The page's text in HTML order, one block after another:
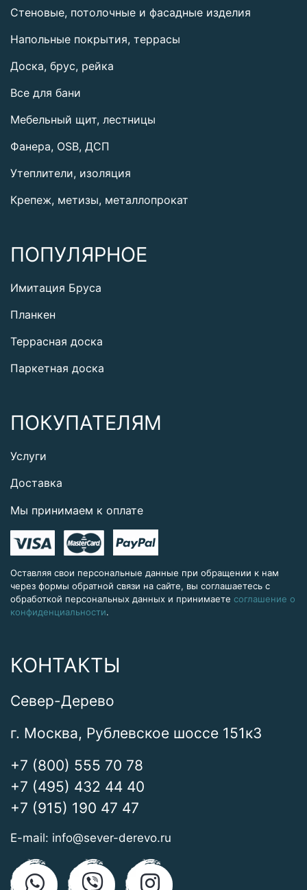
Стеновые, потолочные и фасадные изделия
Напольные покрытия, террасы
Доска, брус, рейка
Все для бани
Мебельный щит, лестницы
Фанера, OSB, ДСП
Утеплители, изоляция
Крепеж, метизы, металлопрокат
ПОПУЛЯРНОЕ
Имитация Бруса
Планкен
Террасная доска
Паркетная доска
ПОКУПАТЕЛЯМ
Услуги
Доставка
Мы принимаем к оплате
Оставляя свои персональные данные при обращении к нам
через формы обратной связи на сайте, вы соглашаетесь с
обработкой персональных данных и принимаете соглашение о
конфиденциальности.
КОНТАКТЫ
Север-Дерево
г. Москва, Рублевское шоссе 151к3
+7 (800) 555 70 78
+7 (495) 432 44 40
+7 (915) 190 47 47
E-mail: info@sever-derevo.ru